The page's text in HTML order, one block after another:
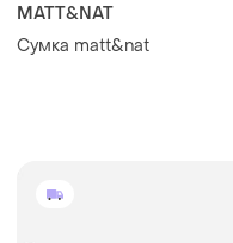
MATT&NAT
Сумка matt&nat